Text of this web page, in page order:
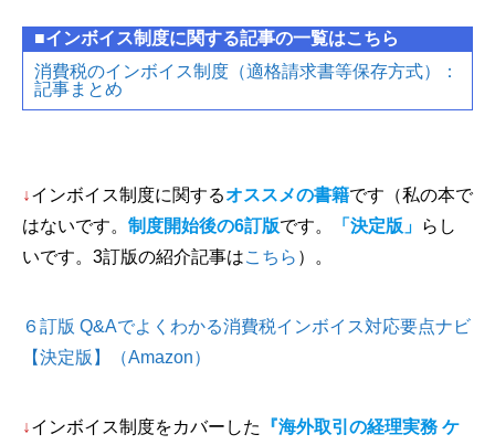
■インボイス制度に関する記事の一覧はこちら
消費税のインボイス制度（適格請求書等保存方式）：
記事まとめ
↓インボイス制度に関するオススメの書籍です（私の本で
はないです。 制度開始後の6訂版です。 「決定版」 らし
いです。3訂版の紹介記事はこちら ）。
６訂版 Q&Aでよくわかる消費税インボイス対応要点ナビ
【決定版】（Amazon）
↓インボイス制度をカバーした
『海外取引の経理実務 ケ